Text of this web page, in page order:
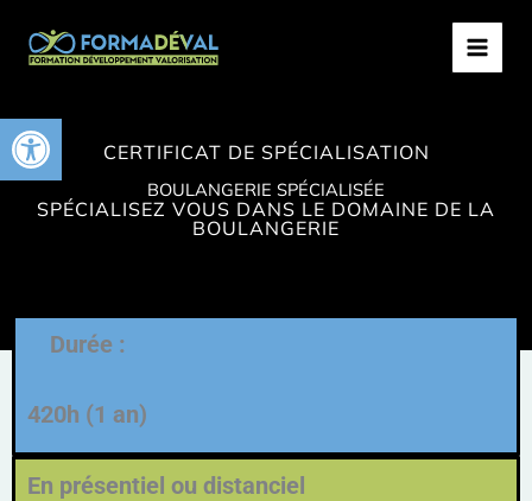
Ouvrir la barre d’outils
contenu
MAIN
CERTIFICAT DE SPÉCIALISATION
BOULANGERIE SPÉCIALISÉE
SPÉCIALISEZ VOUS DANS LE DOMAINE DE LA
BOULANGERIE
Durée :
420h (1 an)
En présentiel ou distanciel